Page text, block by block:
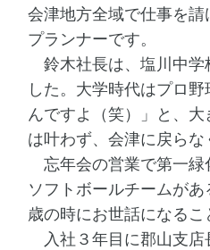
会津地方全域で仕事を
プランナーです。
鈴木社長は、塩川中学
した。大学時代はプロ
んですよ（笑）」と、
は叶わず、会津に戻らな
忘年会の営業で第一緑
ソフトボールチームが
歳の時にお世話になるこ
入社３年目に郡山支店